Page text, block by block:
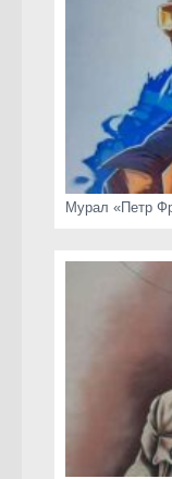
Мурал «Петр